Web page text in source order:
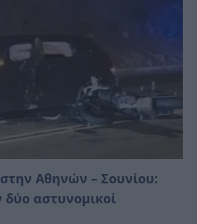
Αθηνών – Σουνίου:
αστυνομικοί